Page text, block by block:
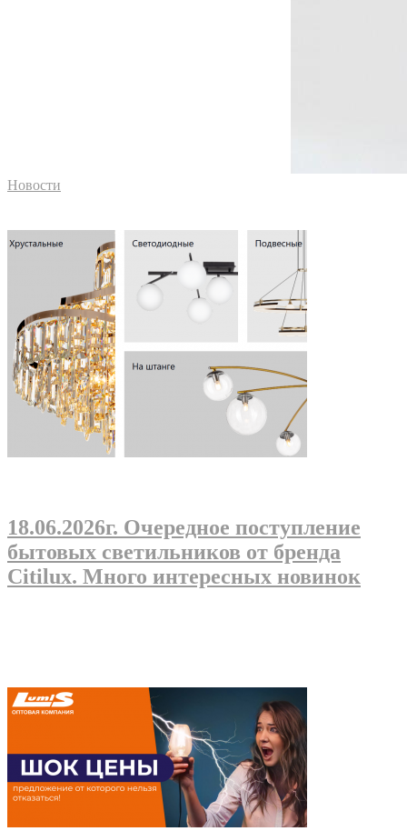
Новости
18.06.2026г. Очередное поступление
бытовых светильников от бренда
Citilux. Много интересных новинок